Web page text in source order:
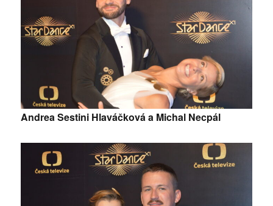
Andrea Sestini Hlaváčková a Michal Necpál